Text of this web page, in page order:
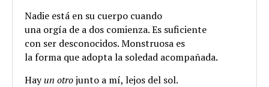
Nadie está en su cuerpo cuando
una orgía de a dos comienza. Es suficiente
con ser desconocidos. Monstruosa es
la forma que adopta la soledad acompañada.
Hayun otrojunto a mí, lejos del sol.